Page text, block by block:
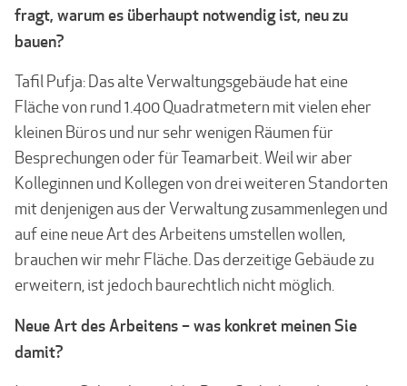
fragt, warum es überhaupt not­wendig ist, neu zu
bauen?
Tafil Pufja: Das alte Verwaltungsgebäude hat eine
Fläche von rund 1.400 Quadratmetern mit vielen eher
kleinen Büros und nur sehr wenigen Räumen für
Besprechungen oder für Teamarbeit. Weil wir aber
Kolleginnen und Kollegen von drei weiteren Standorten
mit denjenigen aus der Verwaltung zusammenlegen und
auf eine neue Art des Arbeitens um­stellen wollen,
brauchen wir mehr Fläche. Das derzeitige Gebäude zu
erweitern, ist jedoch baurechtlich nicht möglich.
Neue Art des Arbeitens – was konkret meinen Sie
damit?